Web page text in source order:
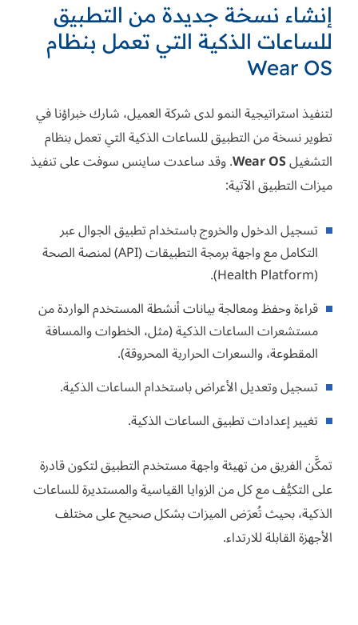
إنشاء نسخة جديدة من التطبيق
للساعات الذكية التي تعمل بنظام
Wear OS
لتنفيذ استراتيجية النمو لدى شركة العميل، شارك خبراؤنا في
تطوير نسخة من التطبيق للساعات الذكية التي تعمل بنظام
التشغيلWear OS. وقد ساعدت ساينس سوفت على تنفيذ
ميزات التطبيق الآتية:
تسجيل الدخول والخروج باستخدام تطبيق الجوال عبر
التكامل مع واجهة برمجة التطبيقات (API) لمنصة الصحة
(Health Platform).
قراءة وحفظ ومعالجة بيانات أنشطة المستخدم الواردة من
مستشعرات الساعات الذكية (مثل، الخطوات والمسافة
المقطوعة، والسعرات الحرارية المحروقة).
تسجيل وتعديل الأعراض باستخدام الساعات الذكية.
تغيير إعدادات تطبيق الساعات الذكية.
تمكَّن الفريق من تهيئة واجهة مستخدم التطبيق لتكون قادرة
على التكيُّف مع كل من الزوايا القياسية والمستديرة للساعات
الذكية، بحيث تُعرَض الميزات بشكل صحيح على مختلف
الأجهزة القابلة للارتداء.